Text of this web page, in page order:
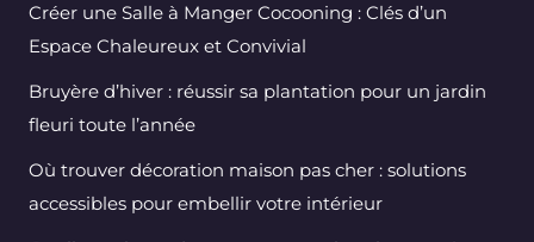
Créer une Salle à Manger Cocooning : Clés d’un
Espace Chaleureux et Convivial
Bruyère d’hiver : réussir sa plantation pour un jardin
fleuri toute l’année
Où trouver décoration maison pas cher : solutions
accessibles pour embellir votre intérieur